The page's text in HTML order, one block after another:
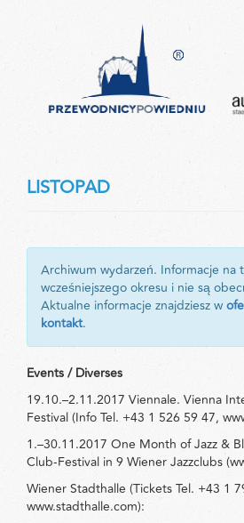
LISTOPAD
Archiwum wydarzeń. Informacje na
wcześniejszego okresu i nie są
Aktualne informacje znajdziesz w
kontakt.
Events / Diverses
19.10.–2.11.2017 Viennale. Vienna
Festival (Info Tel. +43 1 526 59 47,
1.–30.11.2017 One Month of Jazz &
Club-Festival in 9 Wiener Jazzclubs
Wiener Stadthalle (Tickets Tel. +43 1
www.stadthalle.com):